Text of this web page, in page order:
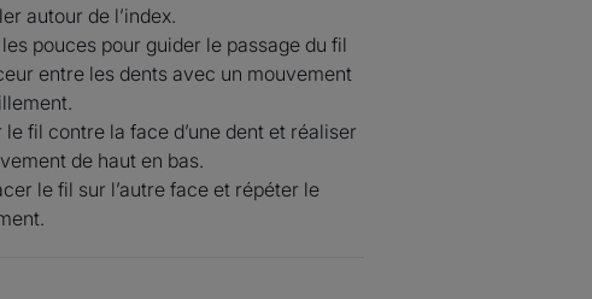
qui revalorise les déchets plastiques pour
autour de l’index.
pouces pour guider le passage du fil
entre les dents avec un mouvement
le fil contre la face d’une dent et réaliser
de haut en bas.
le fil sur l’autre face et répéter le